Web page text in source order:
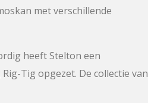
met verschillende
heeft Stelton een
Tig opgezet. De collectie van